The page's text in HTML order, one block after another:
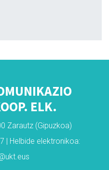
ELK.
Zarautz (Gipuzkoa)
| Helbide elektronikoa: